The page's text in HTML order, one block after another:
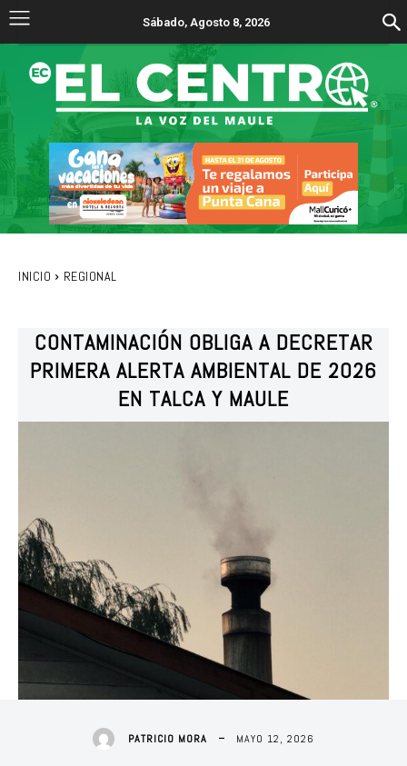
Sábado, Agosto 8, 2026
INICIO REGIONAL
CONTAMINACIÓN OBLIGA A DECRETAR
PRIMERA ALERTA AMBIENTAL DE 2026
EN TALCA Y MAULE
PATRICIO MORA MAYO 12, 2026